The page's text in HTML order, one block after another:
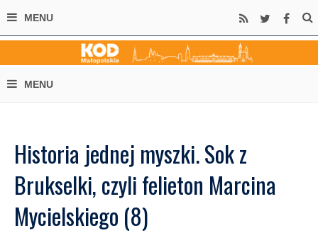
Historia jednej myszki. Sok z
Brukselki, czyli felieton Marcina
Mycielskiego (8)